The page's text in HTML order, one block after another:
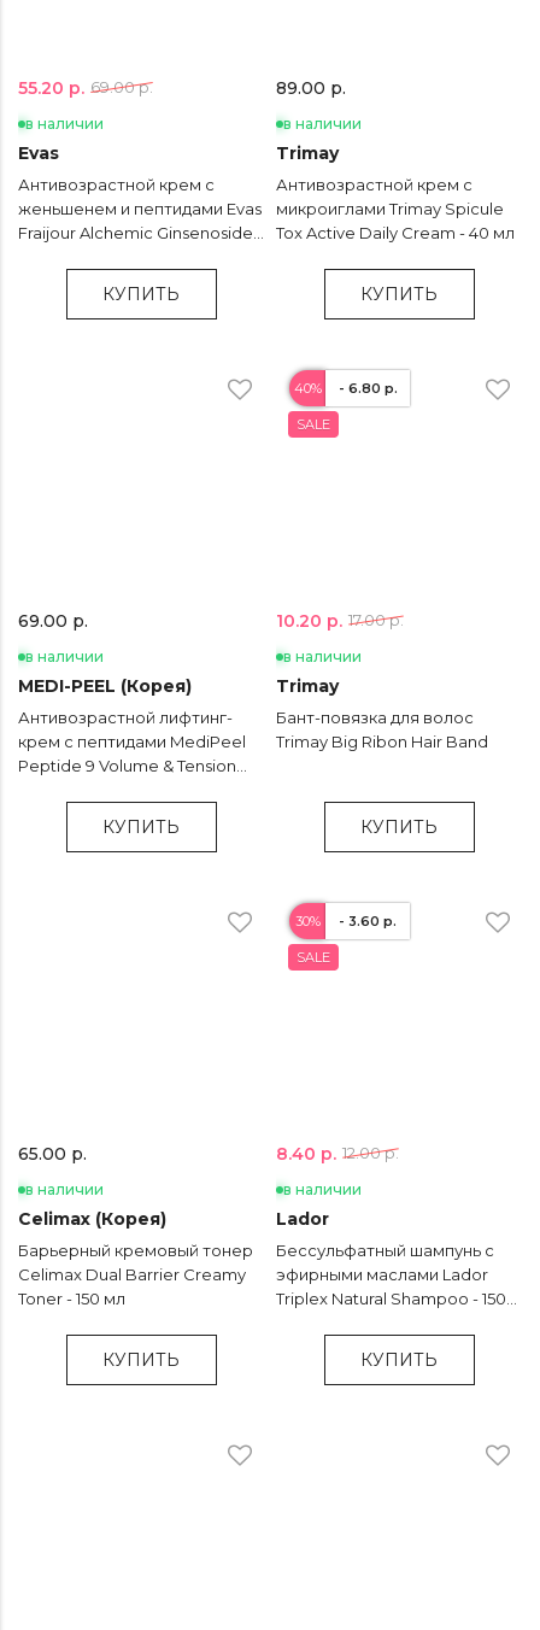
55.20 р. 69.00 р.
в наличии
Evas
Антивозрастной крем с
женьшенем и пептидами Evas
Fraijour Alchemic Ginsenoside
КУПИТЬ
89.00 р.
в наличии
Trimay
Антивозрастной крем с
микроиглами Trimay Spicule
Tox Active Daily Cream - 40 мл
КУПИТЬ
69.00 р.
в наличии
MEDI-PEEL (Корея)
Антивозрастной лифтинг-
крем с пептидами MediPeel
Peptide 9 Volume & Tension
КУПИТЬ
SALE
40% - 6.80 р.
10.20 р. 17.00 р.
в наличии
Trimay
Бант-повязка для волос
Trimay Big Ribon Hair Band
КУПИТЬ
65.00 р.
в наличии
Celimax (Корея)
Барьерный кремовый тонер
Celimax Dual Barrier Creamy
Toner - 150 мл
КУПИТЬ
SALE
30% - 3.60 р.
8.40 р. 12.00 р.
в наличии
Lador
Бессульфатный шампунь с
эфирными маслами Lador
Triplex Natural Shampoo - 150
КУПИТЬ